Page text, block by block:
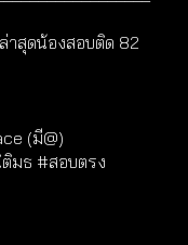
าสุดน้องสอบติด 82
(มี@)
มธ #สอบตรง